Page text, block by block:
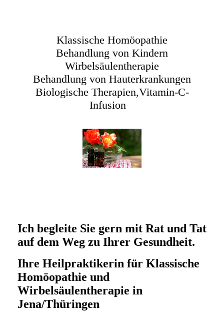
Klassische Homöopathie
Behandlung von Kindern
Wirbelsäulentherapie
Behandlung von Hauterkrankungen
Biologische Therapien,Vitamin-C-
Infusion
Ich begleite Sie gern mit Rat und Tat
auf dem Weg zu Ihrer Gesundheit.
Ihre Heilpraktikerin für Klassische
Homöopathie und
Wirbelsäulentherapie in
Jena/Thüringen